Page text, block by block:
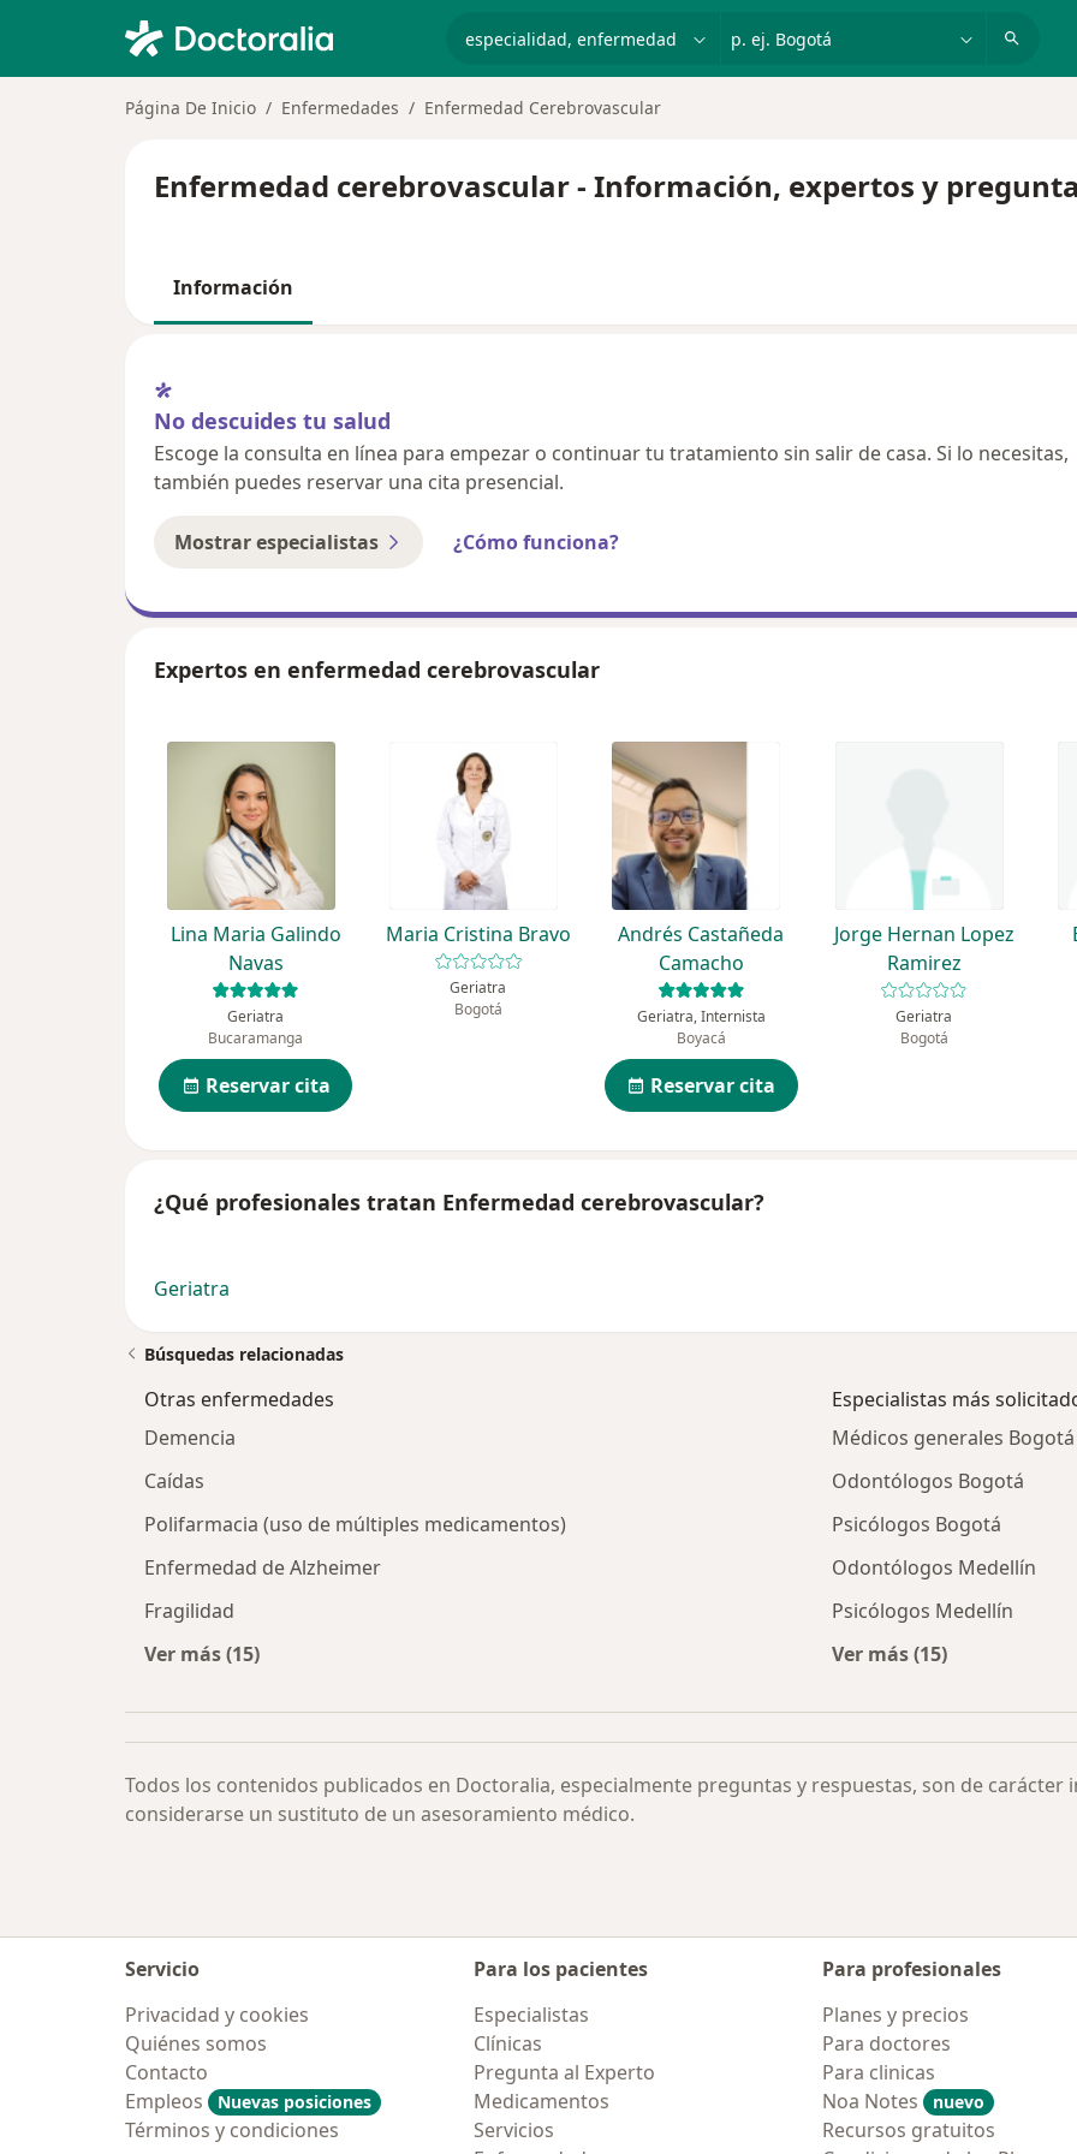
p. ej. Bogotá
Página De Inicio Enfermedades Enfermedad Cerebrovascular
Enfermedad cerebrovascular - Información, expertos y
Información
No descuides tu salud
Escoge la consulta en línea para empezar o continuar tu tratamiento sin salir de casa. Si lo necesitas,
también puedes reservar una cita presencial.
Mostrar especialistas ¿Cómo funciona?
Expertos en enfermedad cerebrovascular
Lina Maria Galindo
Navas
Geriatra
Bucaramanga
Reservar cita
Maria Cristina Bravo
Geriatra
Bogotá
Andrés Castañeda
Camacho
Geriatra, Internista
Boyacá
Reservar cita
Jorge Hernan Lopez
Ramirez
Geriatra
Bogotá
¿Qué profesionales tratan Enfermedad cerebrovascular?
Geriatra
Búsquedas relacionadas
Otras enfermedades
Demencia
Caídas
Polifarmacia (uso de múltiples medicamentos)
Enfermedad de Alzheimer
Fragilidad
Ver más (15)
Especialistas más
Médicos generales Bogotá
Odontólogos Bogotá
Psicólogos Bogotá
Odontólogos Medellín
Psicólogos Medellín
Ver más (15)
Todos los contenidos publicados en Doctoralia, especialmente preguntas y respuestas, son de
considerarse un sustituto de un asesoramiento médico.
Servicio
Privacidad y cookies
Quiénes somos
Contacto
Empleos
Nuevas posiciones
Términos y condiciones
Para los pacientes
Especialistas
Clínicas
Pregunta al Experto
Medicamentos
Servicios
Para profesionales
Planes y precios
Para doctores
Para clinicas
Noa Notes
nuevo
Recursos gratuitos